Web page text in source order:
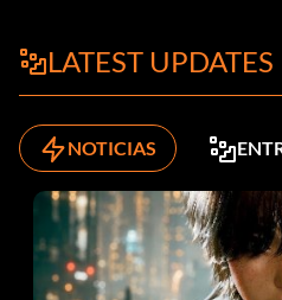
LATEST UPDATES
NOTICIAS